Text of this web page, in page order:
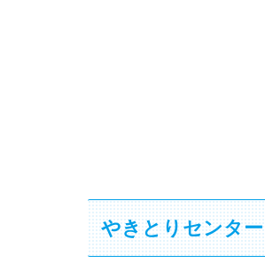
やきとりセンター